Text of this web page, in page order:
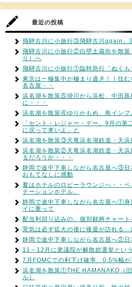
最近の投稿
飛騨古川に小旅行③飛騨古川again。
飛騨古川に小旅行②白壁土蔵街を散策
り）へ
飛騨古川に小旅行①臨時急行「ぬくも
東京は一極集中が極まり過ぎ！！住
名古屋・・
浜名湖を散策⑤掛川から浜松、中田島
に・・・
浜名湖を散策④ゆりかもめ、鳥インフ
「セント・レジャー・デー。9月の第
に戻って来いよ」と
浜名湖を散策③天竜浜名湖鉄道・天浜
浜名湖を散策②天竜浜名湖鉄道・天浜
るだろうか・・・
静岡で途中下車しながら名古屋へ③日
おもてなしに感動
夏はホテルのロビーラウンジへ・・
テーションホテル。
静岡で途中下車しながら名古屋へ①身
イに乗って
配当利回り込みの、個別銘柄チャー
景気は必ず拡大の後に後退が訪れる…
静岡で途中下車しながら名古屋へ②日
11～12月に衆議院が解散総選挙とい
7月FOMCでの利下げ確率、0.5%幅が
浜名湖を散策①THE HAMANAKO（
ル）